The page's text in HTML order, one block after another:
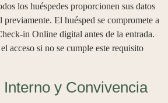
los huéspedes proporcionen sus datos
El huésped se compromete a
in Online digital antes de la entrada.
acceso si no se cumple este requisito
y Convivencia